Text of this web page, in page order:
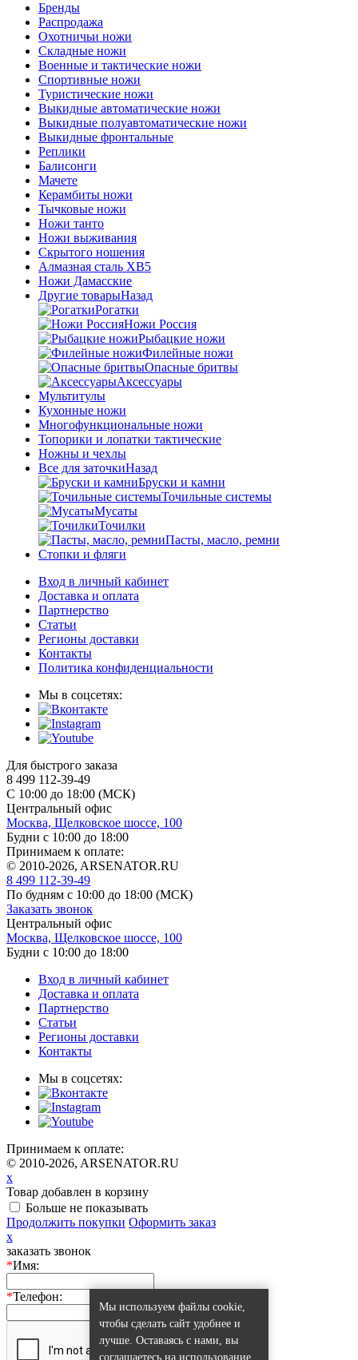
Мы используем файлы cookie,
чтобы сделать сайт удобнее и
лучше. Оставаясь с нами, вы
соглашаетесь на использование
Бренды
Распродажа
Охотничьи ножи
Складные ножи
Военные и тактические ножи
Спортивные ножи
Туристические ножи
Выкидные автоматические ножи
Выкидные полуавтоматические ножи
Выкидные фронтальные
Реплики
Балисонги
Мачете
Керамбиты ножи
Тычковые ножи
Ножи танто
Ножи выживания
Скрытого ношения
Алмазная сталь ХВ5
Ножи Дамасские
Другие товарыНазад
Рогатки
Ножи Россия
Рыбацкие ножи
Филейные ножи
Опасные бритвы
Аксессуары
Мультитулы
Кухонные ножи
Многофункциональные ножи
Топорики и лопатки тактические
Ножны и чехлы
Все для заточкиНазад
Бруски и камни
Точильные системы
Мусаты
Точилки
Пасты, масло, ремни
Стопки и фляги
Вход в личный кабинет
Доставка и оплата
Партнерство
Статьи
Регионы доставки
Контакты
Политика конфиденциальности
Мы в соцсетях:
Для быстрого заказа
8 499 112-39-49
С 10:00 до 18:00 (МСК)
Центральный офис
Москва, Щелковское шоссе, 100
Будни с 10:00 до 18:00
Принимаем к оплате:
© 2010-2026, ARSENATOR.RU
8 499 112-39-49
По будням с 10:00 до 18:00 (МСК)
Заказать звонок
Центральный офис
Москва, Щелковское шоссе, 100
Будни с 10:00 до 18:00
Вход в личный кабинет
Доставка и оплата
Партнерство
Статьи
Регионы доставки
Контакты
Мы в соцсетях:
Принимаем к оплате:
© 2010-2026, ARSENATOR.RU
x
Товар добавлен в корзину
Больше не показывать
Продолжить покупки Оформить заказ
x
заказать звонок
*Имя:
*Телефон: